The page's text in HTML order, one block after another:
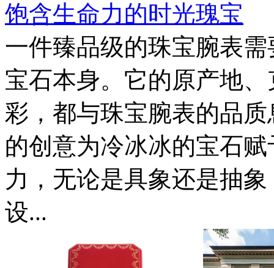
饱含生命力的时光瑰宝
一件臻品级的珠宝腕表
宝石本身。它的原产地
彩，都与珠宝腕表的品
的创意为冷冰冰的宝石
力，无论是具象还是抽
设...